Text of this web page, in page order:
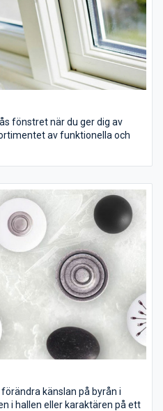
fönstret när du ger dig av
av funktionella och
känslan på byrån i
i hallen eller karaktären på ett